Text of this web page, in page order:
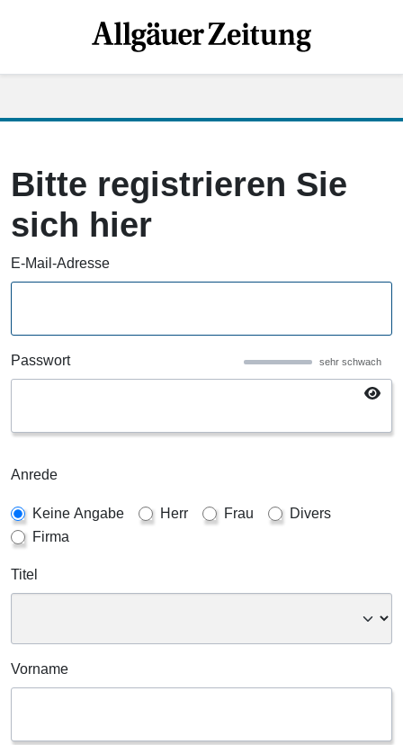
Bitte registrieren Sie
sich hier
E-Mail-Adresse
Passwort sehr schwach
Anrede
Keine Angabe Herr Frau
Divers
Firma
Titel
Vorname